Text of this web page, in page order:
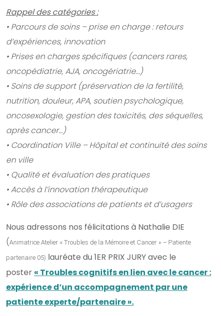
Rappel des catégories :
• Parcours de soins – prise en charge : retours
d’expériences, innovation
• Prises en charges spécifiques (cancers rares,
oncopédiatrie, AJA, oncogériatrie…)
• Soins de support (préservation de la fertilité,
nutrition, douleur, APA, soutien psychologique,
oncosexologie, gestion des toxicités, des séquelles,
après cancer…)
• Coordination Ville – Hôpital et continuité des soins
en ville
• Qualité et évaluation des pratiques
• Accès à l’innovation thérapeutique
• Rôle des associations de patients et d’usagers
Nous adressons nos félicitations à Nathalie DIE
(Animatrice Atelier « Troubles de la Mémoire et Cancer » – Patiente
partenaire 05) lauréate du 1ER PRIX JURY avec le
poster « Troubles cognitifs en lien avec le cancer :
expérience d’un accompagnement par une
patiente experte/partenaire ».